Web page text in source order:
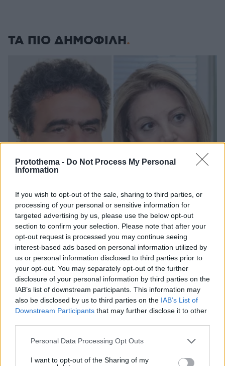
Protothema - Do Not Process My Personal
Information
If you wish to opt-out of the sale, sharing to third parties, or
processing of your personal or sensitive information for
targeted advertising by us, please use the below opt-out
section to confirm your selection. Please note that after your
opt-out request is processed you may continue seeing
interest-based ads based on personal information utilized by
us or personal information disclosed to third parties prior to
your opt-out. You may separately opt-out of the further
disclosure of your personal information by third parties on the
IAB’s list of downstream participants. This information may
also be disclosed by us to third parties on the IAB’s List of
Downstream Participants that may further disclose it to other
Please note that this website/app uses one or more Google
not limited to your visit or usage behaviour. You may click to
Personal Data Processing Opt Outs
I want to opt-out of the Sharing of my
ΤΑ ΠΙΟ ΔΗΜΟΦΙΛΗ
Συνδικαλιστής ψαράς που αποχώρησε από την
Ελπίδα της Καρυστιανού, της ζητά να τον
προστατέψει: Καταγγέλλει μεθοδευμένη σπίλωση
από μέλη του κόμματος
08.08.2026, 20:05